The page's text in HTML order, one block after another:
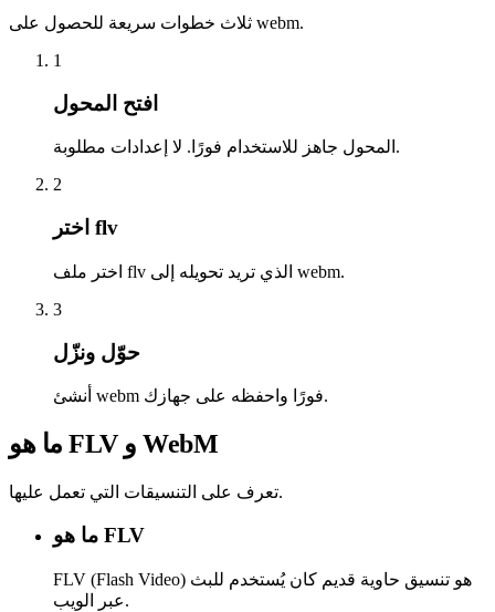
ثلاث خطوات سريعة للحصول على webm.
1
افتح المحول
المحول جاهز للاستخدام فورًا. لا إعدادات مطلوبة.
2
اختر flv
اختر ملف flv الذي تريد تحويله إلى webm.
3
حوّل ونزّل
أنشئ webm فورًا واحفظه على جهازك.
ما هو FLV و WebM
تعرف على التنسيقات التي تعمل عليها.
ما هو FLV
FLV (Flash Video) هو تنسيق حاوية قديم كان يُستخدم للبث
عبر الويب.